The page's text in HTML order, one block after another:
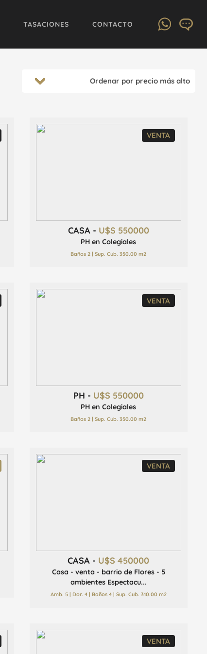
TASACIONES CONTACTO
VENTA
CASA - U$S 550000
PH en Colegiales
Baños 2 | Sup. Cub. 350.00 m2
VENTA
PH - U$S 550000
PH en Colegiales
Baños 2 | Sup. Cub. 350.00 m2
VENTA
CASA - U$S 450000
Casa - venta - barrio de Flores - 5
ambientes Espectacu...
Amb. 5 | Dor. 4 | Baños 4 | Sup. Cub. 310.00 m2
VENTA